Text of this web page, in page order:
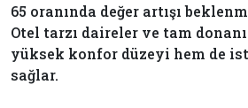
65 oranında değer artışı
Otel tarzı daireler ve tam
yüksek konfor düzeyi hem de
sağlar.